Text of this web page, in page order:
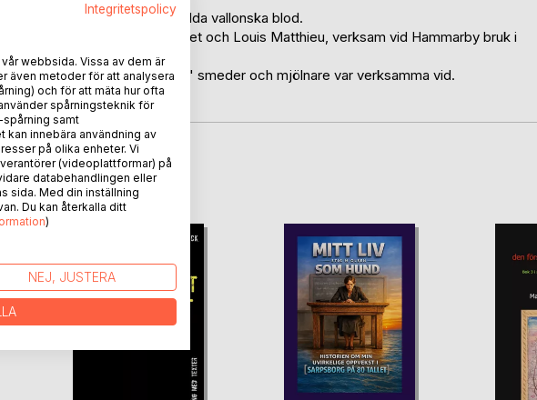
efter min mormors påstådda vallonska blod.
kommit ända ner till 1600-talet och Louis Matthieu, verksam vid Hammarby bruk i
och Dalsland som "mina" smeder och mjölnare var verksamma vid.
Kuse, Love och Löf.
HOSBoD
Integritetspolicy
webbsida. Vissa av dem är
även metoder för att analysera
och för att mäta hur ofta
spårningsteknik för
samt
innebära användning av
på olika enheter. Vi
(videoplattformar) på
databehandlingen eller
sida. Med din inställning
Du kan återkalla ditt
)
NEJ, JUSTERA